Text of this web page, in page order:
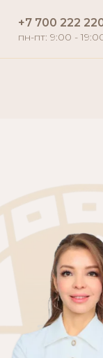
+7 700 222
пн-пт: 9:00 -